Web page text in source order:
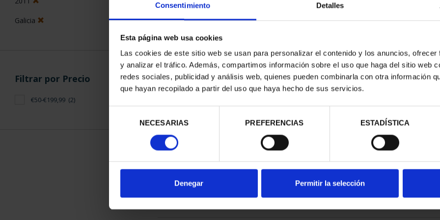
Consentimiento Detalles
Esta página web usa cookies
Las cookies de este sitio web se usan para personalizar el contenido y los anuncios,
y analizar el tráfico. Además, compartimos información sobre el uso que haga del sitio web
redes sociales, publicidad y análisis web, quienes pueden combinarla con otra información
que hayan recopilado a partir del uso que haya hecho de sus servicios.
consentimiento
NECESARIAS PREFERENCIAS ESTADÍSTICA
Denegar Permitir la selección
Galicia
Filtrar por Precio
€50-€199,99 (2)
CAPITALES ESPAÑOLAS - A
CORUÑA
CAPITALES ESPAÑOLAS -
LUGO
ORDENAR POR: